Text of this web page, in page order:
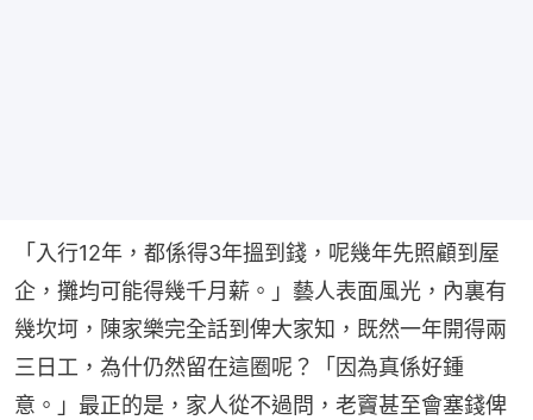
「入行12年，都係得3年搵到錢，呢幾年先照顧到屋
企，攤均可能得幾千月薪。」藝人表面風光，內裏有
幾坎坷，陳家樂完全話到俾大家知，既然一年開得兩
三日工，為什仍然留在這圈呢？「因為真係好鍾
意。」最正的是，家人從不過問，老竇甚至會塞錢俾